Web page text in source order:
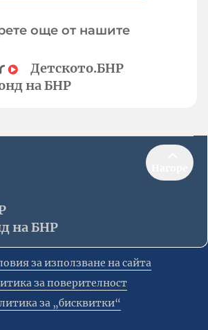
още от нашите
Детското.БНР
на БНР
на БНР
за използване на сайта
за поверителност
за „бисквитки“